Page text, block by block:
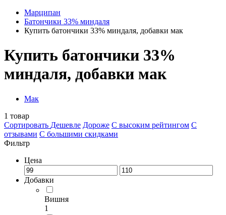
Марципан
Батончики 33% миндаля
Купить батончики 33% миндаля, добавки мак
Купить батончики 33%
миндаля, добавки мак
Мак
1 товар
Сортировать Дешевле Дороже С высоким рейтингом C
отзывами С большими скидками
Фильтр
Цена
Добавки
Вишня
1